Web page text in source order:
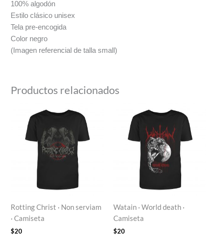
100% algodón
Estilo clásico unisex
Tela pre-encogida
Color negro
(Imagen referencial de talla small)
Productos relacionados
Rotting Christ · Non serviam
· Camiseta
$20
Watain · World death ·
Camiseta
$20